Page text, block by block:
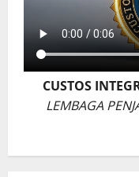
CUSTOS
LEMBAGA